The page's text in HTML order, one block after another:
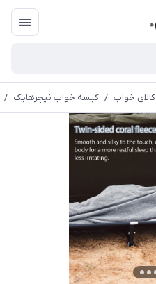
کالای خواب / کیسه خواب نیچرهایک /